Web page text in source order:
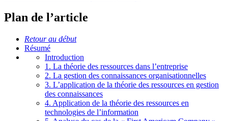
Plan de l’article
Retour au début
Résumé
Introduction
1. La théorie des ressources dans l’entreprise
2. La gestion des connaissances organisationnelles
3. L’application de la théorie des ressources en gestion
des connaissances
4. Application de la théorie des ressources en
technologies de l’information